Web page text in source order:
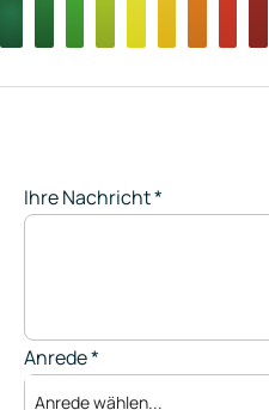
Ihre Nachricht*
Anrede*
Anrede wählen...